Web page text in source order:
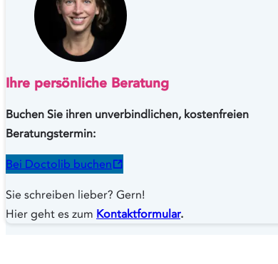
Ihre persönliche Beratung
Buchen Sie ihren unverbindlichen, kostenfreien
Beratungstermin:
Bei Doctolib buchen
Sie schreiben lieber? Gern!
Hier geht es zum Kontaktformular.